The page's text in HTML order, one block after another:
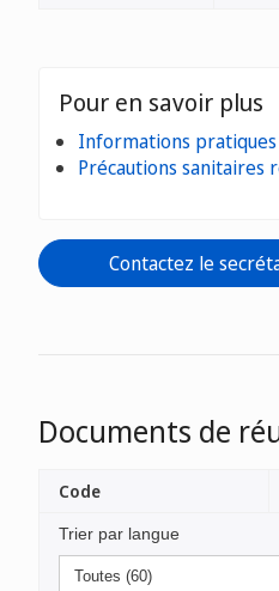
Pour en savoir plus
Informations pratiques
Précautions sanitaires
Contactez le
Documents de
Trier par langue
Code